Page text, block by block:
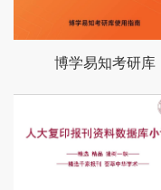
博学易知考研库